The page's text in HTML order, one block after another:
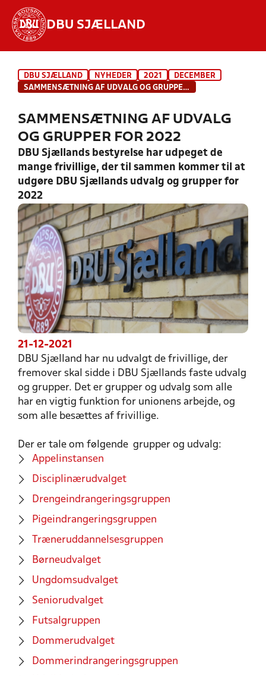
DBU SJÆLLAND
INDHOLD OG NYHEDER
HOLD
DBU SJÆLLAND NYHEDER 2021
DECEMBER
SAMMENSÆTNING AF UDVALG OG GRUPPER FOR 2022
SAMMENSÆTNING AF UDVALG
OG GRUPPER FOR 2022
DBU Sjællands bestyrelse har udpeget de
mange frivillige, der til sammen kommer til at
udgøre DBU Sjællands udvalg og grupper for
2022
21-12-2021
DBU Sjælland har nu udvalgt de frivillige, der
fremover skal sidde i DBU Sjællands faste udvalg
og grupper. Det er grupper og udvalg som alle
har en vigtig funktion for unionens arbejde, og
som alle besættes af frivillige.
Der er tale om følgende grupper og udvalg:
Appelinstansen
Disciplinærudvalget
Drengeindrangeringsgruppen
Pigeindrangeringsgruppen
Træneruddannelsesgruppen
Børneudvalget
Ungdomsudvalget
Seniorudvalget
Futsalgruppen
Dommerudvalget
Dommerindrangeringsgruppen